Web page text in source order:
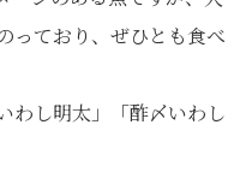
っており、ぜひとも食べ
わし明太」「酢〆いわし